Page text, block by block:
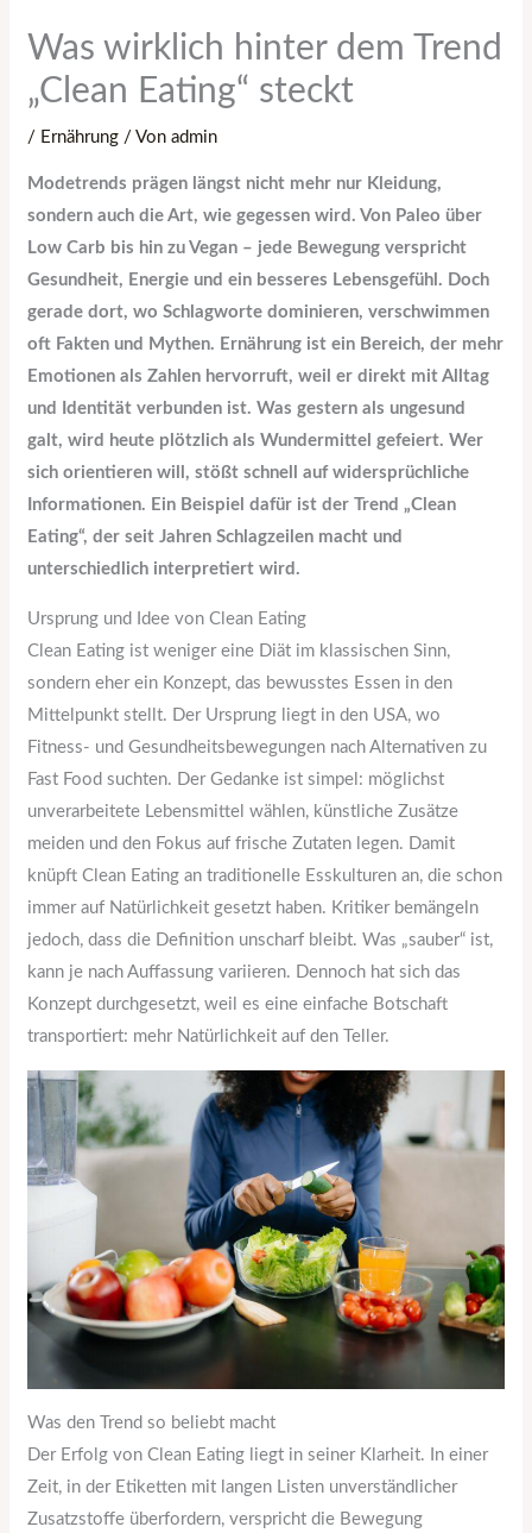
Was wirklich hinter dem Trend
„Clean Eating“ steckt
/ Ernährung / Vonadmin
Modetrends prägen längst nicht mehr nur Kleidung,
sondern auch die Art, wie gegessen wird. Von Paleo über
Low Carb bis hin zu Vegan – jede Bewegung verspricht
Gesundheit, Energie und ein besseres Lebensgefühl. Doch
gerade dort, wo Schlagworte dominieren, verschwimmen
oft Fakten und Mythen. Ernährung ist ein Bereich, der mehr
Emotionen als Zahlen hervorruft, weil er direkt mit Alltag
und Identität verbunden ist. Was gestern als ungesund
galt, wird heute plötzlich als Wundermittel gefeiert. Wer
sich orientieren will, stößt schnell auf widersprüchliche
Informationen. Ein Beispiel dafür ist der Trend „Clean
Eating“, der seit Jahren Schlagzeilen macht und
unterschiedlich interpretiert wird.
Ursprung und Idee von Clean Eating
Clean Eating ist weniger eine Diät im klassischen Sinn,
sondern eher ein Konzept, das bewusstes Essen in den
Mittelpunkt stellt. Der Ursprung liegt in den USA, wo
Fitness- und Gesundheitsbewegungen nach Alternativen zu
Fast Food suchten. Der Gedanke ist simpel: möglichst
unverarbeitete Lebensmittel wählen, künstliche Zusätze
meiden und den Fokus auf frische Zutaten legen. Damit
knüpft Clean Eating an traditionelle Esskulturen an, die schon
immer auf Natürlichkeit gesetzt haben. Kritiker bemängeln
jedoch, dass die Definition unscharf bleibt. Was „sauber“ ist,
kann je nach Auffassung variieren. Dennoch hat sich das
Konzept durchgesetzt, weil es eine einfache Botschaft
transportiert: mehr Natürlichkeit auf den Teller.
Was den Trend so beliebt macht
Der Erfolg von Clean Eating liegt in seiner Klarheit. In einer
Zeit, in der Etiketten mit langen Listen unverständlicher
Zusatzstoffe überfordern, verspricht die Bewegung